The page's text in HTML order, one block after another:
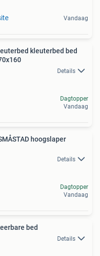
Vandaag
kleuterbed bed
70x160
Details
Dagtopper
Vandaag
hoogslaper
Details
Dagtopper
Vandaag
bed
Details